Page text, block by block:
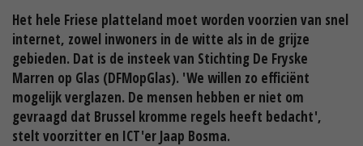
Het hele Friese platteland moet worden voorzien van snel
internet, zowel inwoners in de witte als in de grijze
gebieden. Dat is de insteek van Stichting De Fryske
Marren op Glas (DFMopGlas). 'We willen zo efficiënt
mogelijk verglazen. De mensen hebben er niet om
gevraagd dat Brussel kromme regels heeft bedacht',
stelt voorzitter en ICT'er Jaap Bosma.